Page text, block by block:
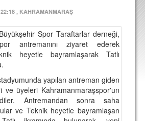
, KAHRAMANMARAŞ
Spor Taraftarlar derneği,
antremanını ziyaret ederek
heyetle bayramlaşarak Tatlı
yapılan antreman giden
ve üyeleri Kahramanmaraşspor'un
Antremandan sonra saha
ve Teknik heyetle bayramlaşan